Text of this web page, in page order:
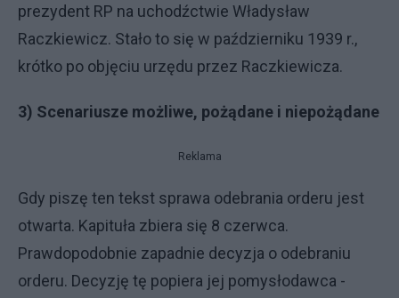
prezydent RP na uchodźctwie Władysław
Raczkiewicz. Stało to się w październiku 1939 r.,
krótko po objęciu urzędu przez Raczkiewicza.
3) Scenariusze możliwe, pożądane i niepożądane
Reklama
Gdy piszę ten tekst sprawa odebrania orderu jest
otwarta. Kapituła zbiera się 8 czerwca.
Prawdopodobnie zapadnie decyzja o odebraniu
orderu. Decyzję tę popiera jej pomysłodawca -